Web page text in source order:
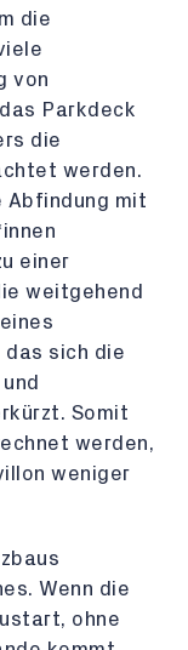
die
von
Parkdeck
die
werden.
Abfindung mit
einer
weitgehend
das sich die
Somit
werden,
weniger
Wenn die
ohne